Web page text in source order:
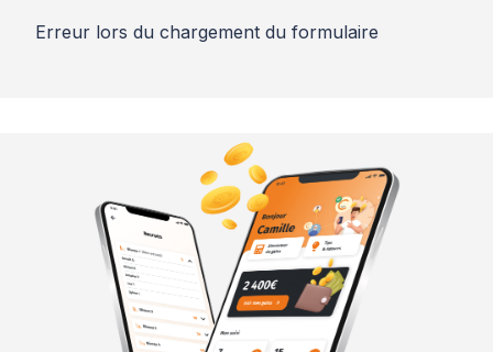
Erreur lors du chargement du formulaire